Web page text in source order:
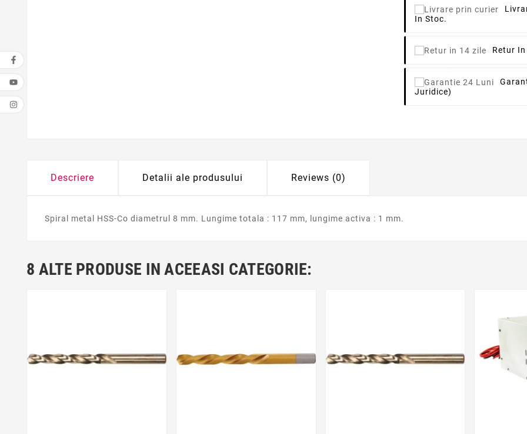
In Stoc.
Retur
Juridice)
Descriere Detalii ale produsului Reviews (0)
Spiral metal HSS-Co diametrul 8 mm. Lungime totala : 117 mm, lungime activa : 1 mm.
8 ALTE PRODUSE IN ACEEASI CATEGORIE: